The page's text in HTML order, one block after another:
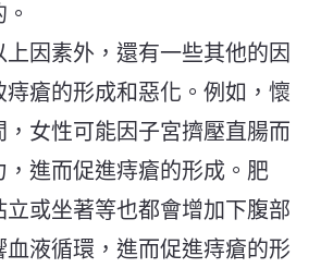
上因素外，還有一些其他的因
痔瘡的形成和惡化。例如，懷
，女性可能因子宮擠壓直腸而
，進而促進痔瘡的形成。肥
立或坐著等也都會增加下腹部
血液循環，進而促進痔瘡的形